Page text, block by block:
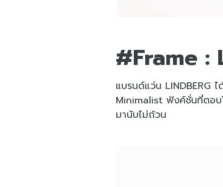
#Frame :
แบรนด์แว่น LINDBERG
Minimalist ฟังค์ชั่นที่ตอบ
มานับไม่ถ้วน